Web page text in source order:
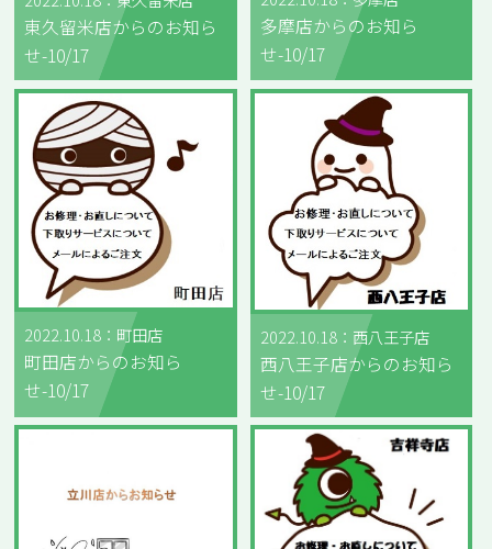
東久留米店からのお知ら
せ-10/17
多摩店からのお知ら
せ-10/17
2022.10.18：町田店
町田店からのお知ら
せ-10/17
2022.10.18：西八王子店
西八王子店からのお知ら
せ-10/17